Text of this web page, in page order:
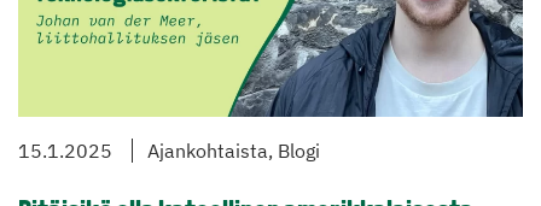
15.1.2025 Ajankohtaista, Blogi